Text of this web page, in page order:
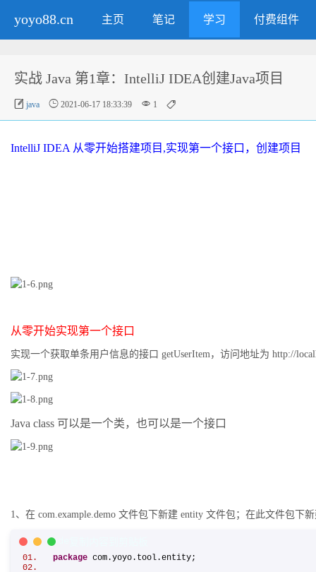
yoyo88.cn 主页 笔记 学习 付费组件
实战 Java 第1章：IntelliJ IDEA创建Java项目
 java  2021-06-17 18:33:39  1 
IntelliJ IDEA 从零开始搭建项目,实现第一个接口，创建项目
从零开始实现第一个接口
实现一个获取单条用户信息的接口 getUserItem，访问地址为 http://
Java class 可以是一个类，也可以是一个接口
1、在 com.example.demo 文件包下新建 entity 文件包；在此文件包下
Java Code
package com.yoyo.tool.entity;